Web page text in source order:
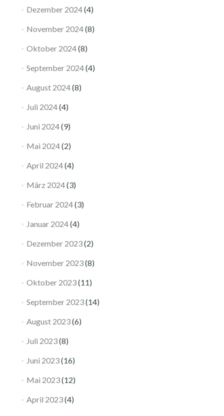
Dezember 2024(4)
November 2024(8)
Oktober 2024(8)
September 2024(4)
August 2024(8)
Juli 2024(4)
Juni 2024(9)
Mai 2024(2)
April 2024(4)
März 2024(3)
Februar 2024(3)
Januar 2024(4)
Dezember 2023(2)
November 2023(8)
Oktober 2023(11)
September 2023(14)
August 2023(6)
Juli 2023(8)
Juni 2023(16)
Mai 2023(12)
April 2023(4)